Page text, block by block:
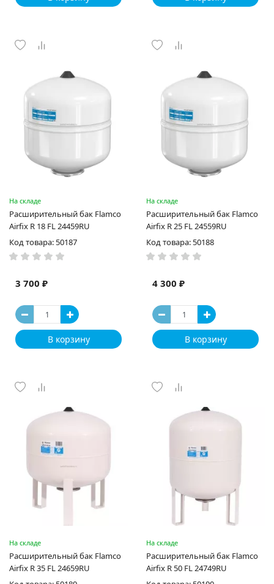
На складе
Расширительный бак Flamco
Airfix R 18 FL 24459RU
Код товара: 50187
3 700 ₽
В корзину
На складе
Расширительный бак Flamco
Airfix R 25 FL 24559RU
Код товара: 50188
4 300 ₽
В корзину
На складе
Расширительный бак Flamco
Airfix R 35 FL 24659RU
На складе
Расширительный бак Flamco
Airfix R 50 FL 24749RU